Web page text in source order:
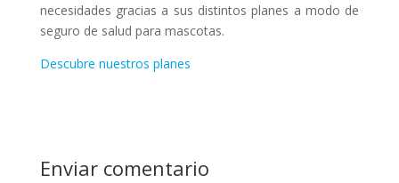
necesidades gracias a sus distintos planes a modo de
seguro de salud para mascotas.
Descubre nuestros planes
Enviar comentario